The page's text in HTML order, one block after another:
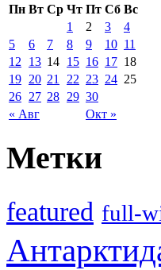
Пн Вт Ср Чт Пт Сб Вс
« Авг Окт »
1 2 3
4
5
6 7 8 9 10 11
12
13 14 15 16 17 18
19 20 21 22 23 24 25
26 27 28 29 30
Метки
featured full-